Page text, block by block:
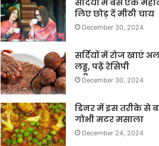
लिए छोड़ दें मीठी चाय
December 30, 2024
सर्दियों में रोज खाएं
लड्डू, पढ़ें रेसिपी
December 30, 2024
डिनर में इस तरीके से
गोभी मटर मसाला
December 24, 2024